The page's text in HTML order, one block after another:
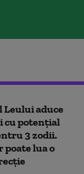
Leului aduce
potențial
3 zodii.
poate lua o